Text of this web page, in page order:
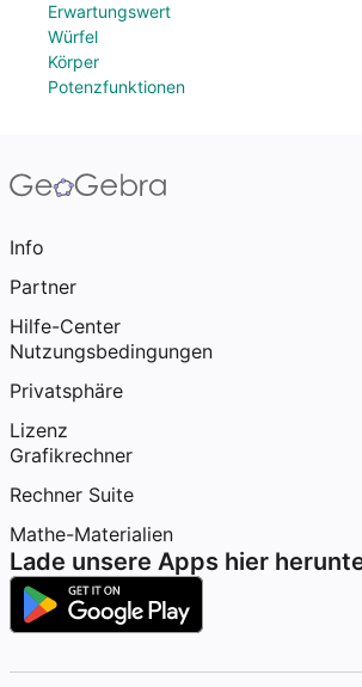
Erwartungswert
Würfel
Körper
Potenzfunktionen
Info
Partner
Hilfe-Center
Nutzungsbedingungen
Privatsphäre
Lizenz
Grafikrechner
Rechner Suite
Mathe-Materialien
Lade unsere Apps hier